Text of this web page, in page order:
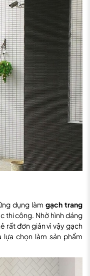
dụng làmgạch trang
thi công. Nhờ hình dáng
rất đơn giản vì vậy gạch
chọn làm sản phẩm